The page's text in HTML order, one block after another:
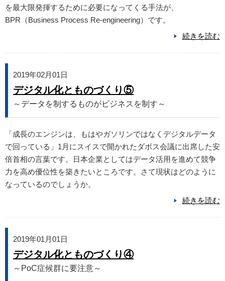
を最大限発揮するために必要になってくる手法が、
BPR（Business Process Re-engineering）です。
続きを読む
2019年02月01日
デジタル化とものづくり⑤
～データを制するものがビジネスを制す～
「成長のエンジンは、もはやガソリンではなくデジタルデータ
で回っている」1月にスイスで開かれたダボス会議に出席した安
倍首相の言葉です。日本企業としてはデータ活用を進めて競争
力を高め優位性を築きたいところです。さて現状はどのように
なっているのでしょうか。
続きを読む
2019年01月01日
デジタル化とものづくり④
～PoC症候群に要注意～